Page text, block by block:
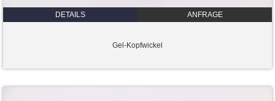
DETAILS ANFRAGE
Gel-Kopfwickel